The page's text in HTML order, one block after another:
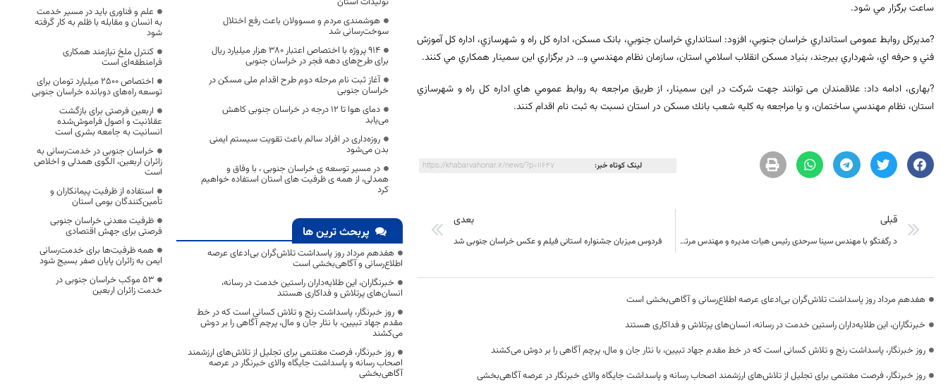
ساعت برگزار مي شود.
?مدیرکل روابط عمومی استانداري خراسان جنوبي، افزود: استانداري خراسان جنوبي، بانک مسكن، اداره كل راه و شهرسازي، اداره كل آموزش
فني و حرفه اي، شهرداري بيرجند، بنياد مسكن انقلاب اسلامي استان، سازمان نظام مهندسي و… در برگزاري اين سمينار همكاري مي كنند.
?بهاری، ادامه داد: علاقمندان می توانند جهت شرکت در این سمينار، از طريق مراجعه به روابط عمومي هاي اداره کل راه و شهرسازي
استان، نظام مهندسي ساختمان، و يا مراجعه به كليه شعب بانك مسكن در استان نسبت به ثبت نام اقدام كنند.
لینک کوتاه خبر: https://khabarvahonar.ir/news/?p=11647
قبلی
د رگفتگو با مهندس سینا سرحدی رئیس هیات مدیره و مهندس مرتضی مقری نایب رئیس مجمع خیرین ورزشیار جایگاه این حرکت نو و جدید تبیین شد .
بعدی
فردوس میزبان جشنواره استانی فیلم و عکس خراسان جنوبی شد
هفدهم مرداد روز پاسداشت تلاش‌گران بی‌ادعای عرصه اطلاع‌رسانی و آگاهی‌بخشی است
خبرنگاران، این طلایه‌داران راستین خدمت در رسانه، انسان‌های پرتلاش و فداکاری هستند
روز خبرنگار، پاسداشت رنج و تلاش کسانی است که در خط مقدم جهاد تبیین، با نثار جان و مال، پرچم آگاهی را بر دوش می‌کشند
روز خبرنگار، فرصت مغتنمی برای تجلیل از تلاش‌های ارزشمند اصحاب رسانه و پاسداشت جایگاه والای خبرنگار در عرصه آگاهی‌بخشی
هوشمندی مردم و مسوولان باعث رفع اختلال
سوخت‌رسانی شد
۹۱۴ پروژه با اختصاص اعتبار ۳۸۰ هزار میلیارد ریال
برای طرح‌های دهه فجر در خراسان جنوبی
آغاز ثبت نام مرحله دوم طرح اقدام ملی مسکن در
خراسان جنوبی
دمای هوا تا ۱۲ درجه در خراسان جنوبی کاهش
می‌یابد
روزه‌داری در افراد سالم باعث تقویت سیستم ایمنی
بدن می‌شود
در مسیر توسعه ی خراسان جنوبی ، با وفاق و
همدلی، از همه ی ظرفیت های استان استفاده خواهیم
کرد
پربحث ترین ها
هفدهم مرداد روز پاسداشت تلاش‌گران بی‌ادعای عرصه
اطلاع‌رسانی و آگاهی‌بخشی است
خبرنگاران، این طلایه‌داران راستین خدمت در رسانه،
انسان‌های پرتلاش و فداکاری هستند
روز خبرنگار، پاسداشت رنج و تلاش کسانی است که در خط
مقدم جهاد تبیین، با نثار جان و مال، پرچم آگاهی را بر دوش
می‌کشند
روز خبرنگار، فرصت مغتنمی برای تجلیل از تلاش‌های ارزشمند
اصحاب رسانه و پاسداشت جایگاه والای خبرنگار در عرصه
آگاهی‌بخشی
علم و فناوری باید در مسیر خدمت
به انسان و مقابله با ظلم به کار گرفته
شود
کنترل ملخ نیازمند همکاری
فرامنطقه‌ای است
اختصاص 2500 میلیارد تومان برای
توسعه راه‌های دوبانده خراسان جنوبی
اربعین فرصتی برای بازگشت
عقلانیت و اصول فراموش‌شده
انسانیت به جامعه بشری است
خراسان جنوبی در خدمت‌رسانی به
زائران اربعین، الگوی همدلی و اخلاص
است
استفاده از ظرفیت پیمانکاران و
تأمین‌کنندگان بومی استان
ظرفیت معدنی خراسان جنوبی
فرصتی برای جهش اقتصادی
همه ظرفیت‌ها برای خدمت‌رسانی
ایمن به زائران پایان صفر بسیج شود
53 موکب خراسان جنوبی در
خدمت زائران اربعین